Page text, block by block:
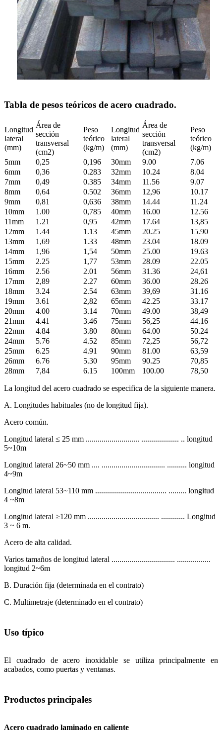
Tabla de pesos teóricos de acero cuadrado.
Longitud
lateral
(mm)
Área de
sección
transversal
(cm2)
Peso
teórico
(kg/m)
Longitud
lateral
(mm)
Área de
sección
transversal
(cm2)
Peso
teórico
(kg/m)
5mm
0,25 0,196 30mm 9.00
7.06
6mm
0,36 0.283 32mm 10.24
8.04
7mm
0,49 0.385 34mm 11.56
9.07
8mm
0,64 0.502 36mm 12,96
10.17
9mm
0,81 0,636 38mm 14.44
11.24
10mm
1.00 0,785 40mm 16.00
12.56
11mm
1.21 0,95 42mm 17.64
13,85
12mm
1.44 1.13 45mm 20.25
15.90
13mm
1,69 1.33 48mm 23.04
18.09
14mm
1,96 1,54 50mm 25.00
19.63
15mm
2.25 1,77 53mm 28.09
22.05
16mm
2.56 2.01 56mm 31.36
24,61
17mm
2,89 2.27 60mm 36.00
28.26
18mm
3.24 2.54 63mm 39,69
31.16
19mm
3.61 2,82 65mm 42.25
33.17
20mm
4.00 3.14 70mm 49.00
38,49
21mm
4.41 3.46 75mm 56,25
44.16
22mm
4.84 3.80 80mm 64.00
50.24
24mm
5.76 4.52 85mm 72,25
56,72
25mm
6.25 4.91 90mm 81.00
63,59
26mm
6.76 5.30 95mm 90.25
70,85
28mm
7,84 6.15 100mm 100.00 78,50
La longitud del acero cuadrado se especifica de la siguiente manera.
A. Longitudes habituales (no de longitud fija).
Acero común.
Longitud lateral ≤ 25 mm ........................... ................... .. longitud
5~10m
Longitud lateral 26~50 mm .... ................................ .......... longitud
4~9m
Longitud lateral 53~110 mm .................................... ......... longitud
4 ~8m
Longitud lateral ≥120 mm .................................... ............ Longitud
3 ~ 6 m.
Acero de alta calidad.
Varios tamaños de longitud lateral ................................ .................
longitud 2~6m
B. Duración fija (determinada en el contrato)
C. Multimetraje (determinado en el contrato)
Uso típico
El cuadrado de acero inoxidable se utiliza principalmente en
acabados, como puertas y ventanas.
Productos principales
Acero cuadrado laminado en caliente